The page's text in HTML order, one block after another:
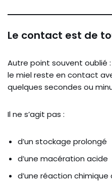
Le contact est de
Autre point souvent oublié :
le miel reste en contact
quelques secondes ou
Il ne s’agit pas :
d’un stockage prolongé
d’une macération acide
d’une réaction chimique